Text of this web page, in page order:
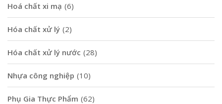
Hoá chất xi mạ (6)
Hóa chất xử lý (2)
Hóa chất xử lý nước (28)
Nhựa công nghiệp (10)
Phụ Gia Thực Phẩm (62)